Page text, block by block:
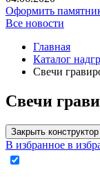
Оформить
Все новости
Главная
Каталог
Свечи
Свечи
Закрыть конструктор
В избранное в